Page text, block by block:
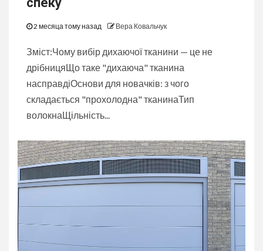
2 месяца тому назад Вера Ковальчук
Зміст:Чому вибір дихаючої тканини — це не
дрібницяЩо таке "дихаюча" тканина
насправдіОснови для новачків: з чого
складається "прохолодна" тканинаТип
волокнаЩільність...